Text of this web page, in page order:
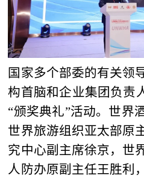
国家多个部委的有关领
构首脑和企业集团负责
“颁奖典礼”活动。世界
世界旅游组织亚太部原
究中心副主席徐京，世
人防办原副主任王胜利